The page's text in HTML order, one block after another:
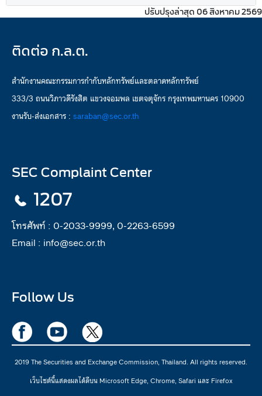
ปรับปรุงล่าสุด 06 สิงหาคม 2569
ติดต่อ ก.ล.ต.
สำนักงานคณะกรรมการกำกับหลักทรัพย์และตลาดหลักทรัพย์
333/3 ถนนวิภาวดีรังสิต แขวงจอมพล เขตจตุจักร กรุงเทพมหานคร 10900
งานรับ-ส่งเอกสาร : saraban@sec.or.th
SEC Complaint Center
1207
โทรศัพท์ : 0-2033-9999, 0-2263-6599
Email : info@sec.or.th
Follow Us
2019 The Securities and Exchange Commission, Thailand. All rights reserved.
เว็บไซต์นี้แสดงผลได้ดีบน Microsoft Edge, Chrome, Safari และ Firefox